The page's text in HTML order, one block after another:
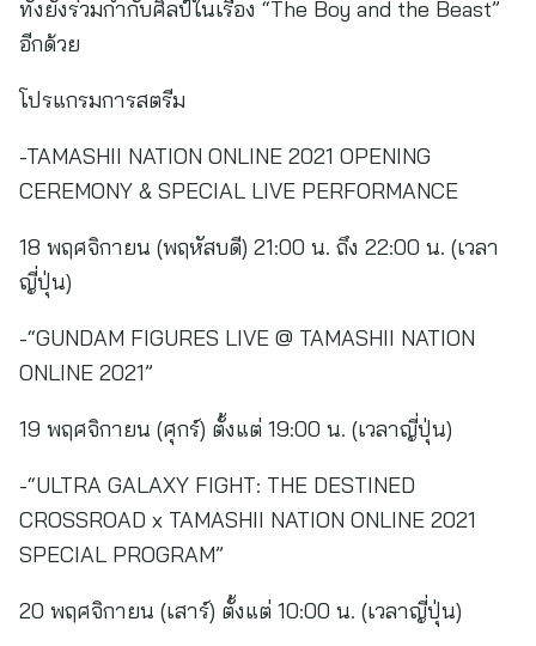
ทั้งยังร่วมกำกับศิลป์ในเรื่อง “The Boy and the Beast”
อีกด้วย
โปรแกรมการสตรีม
-TAMASHII NATION ONLINE 2021 OPENING
CEREMONY & SPECIAL LIVE PERFORMANCE
18 พฤศจิกายน (พฤหัสบดี) 21:00 น. ถึง 22:00 น. (เวลา
ญี่ปุ่น)
-“GUNDAM FIGURES LIVE @ TAMASHII NATION
ONLINE 2021”
19 พฤศจิกายน (ศุกร์) ตั้งแต่ 19:00 น. (เวลาญี่ปุ่น)
-“ULTRA GALAXY FIGHT: THE DESTINED
CROSSROAD x TAMASHII NATION ONLINE 2021
SPECIAL PROGRAM”
20 พฤศจิกายน (เสาร์) ตั้งแต่ 10:00 น. (เวลาญี่ปุ่น)